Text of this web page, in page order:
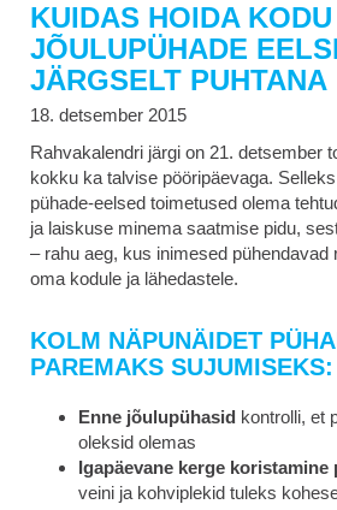
KUIDAS HOIDA KODU
JÕULUPÜHADE
JÄRGSELT PUHTANA
18. detsember 2015
Rahvakalendri järgi on 21. detsember
kokku ka talvise pööripäevaga.
pühade-eelsed toimetused olema
ja laiskuse minema saatmise pidu,
– rahu aeg, kus inimesed pühendavad
oma kodule ja lähedastele.
KOLM NÄPUNÄIDET
PAREMAKS SUJUMISEKS:
Enne jõulupühasid kontrolli, et
oleksid olemas
Igapäevane kerge koristamine
veini ja kohviplekid tuleks